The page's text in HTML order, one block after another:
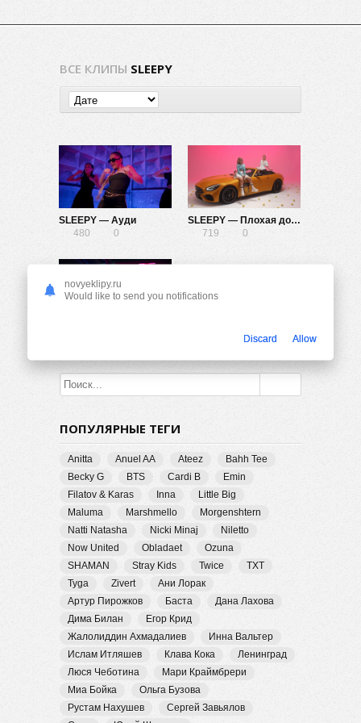
ВСЕ КЛИПЫ SLEEPY
SLEEPY — Ауди
480
0
SLEEPY — Плохая дочка
719
0
ПОПУЛЯРНЫЕ ТЕГИ
Anitta Anuel AA Ateez
Bahh Tee
Becky G
BTS Cardi B
Emin
Filatov & Karas
Inna
Little Big
Maluma
Marshmello
Morgenshtern
Natti Natasha
Nicki Minaj
Niletto
Now United
Obladaet
Ozuna
SHAMAN
Stray Kids Twice
TXT
Tyga
Zivert
Ани Лорак
Артур Пирожков
Баста
Дана Лахова
Дима Билан
Егор Крид
Жалолиддин Ахмадалиев
Инна Вальтер
Ислам Итляшев
Клава Кока
Ленинград
Люся Чеботина
Мари Краймбрери
Миа Бойка
Ольга Бузова
Рустам Нахушев
Сергей Завьялов
novyeklipy.ru
Would like to send you notifications
Discard Allow